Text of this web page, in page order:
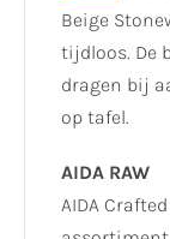
Beige
tijdloos. De
dragen bij
op tafel.
AIDA RAW
AIDA